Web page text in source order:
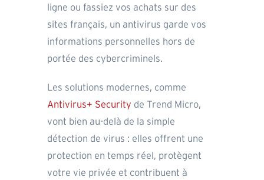
ligne ou fassiez vos achats sur des
sites français, un antivirus garde vos
informations personnelles hors de
portée des cybercriminels.
Les solutions modernes, comme
Antivirus+ Security de Trend Micro,
vont bien au-delà de la simple
détection de virus : elles offrent une
protection en temps réel, protègent
votre vie privée et contribuent à